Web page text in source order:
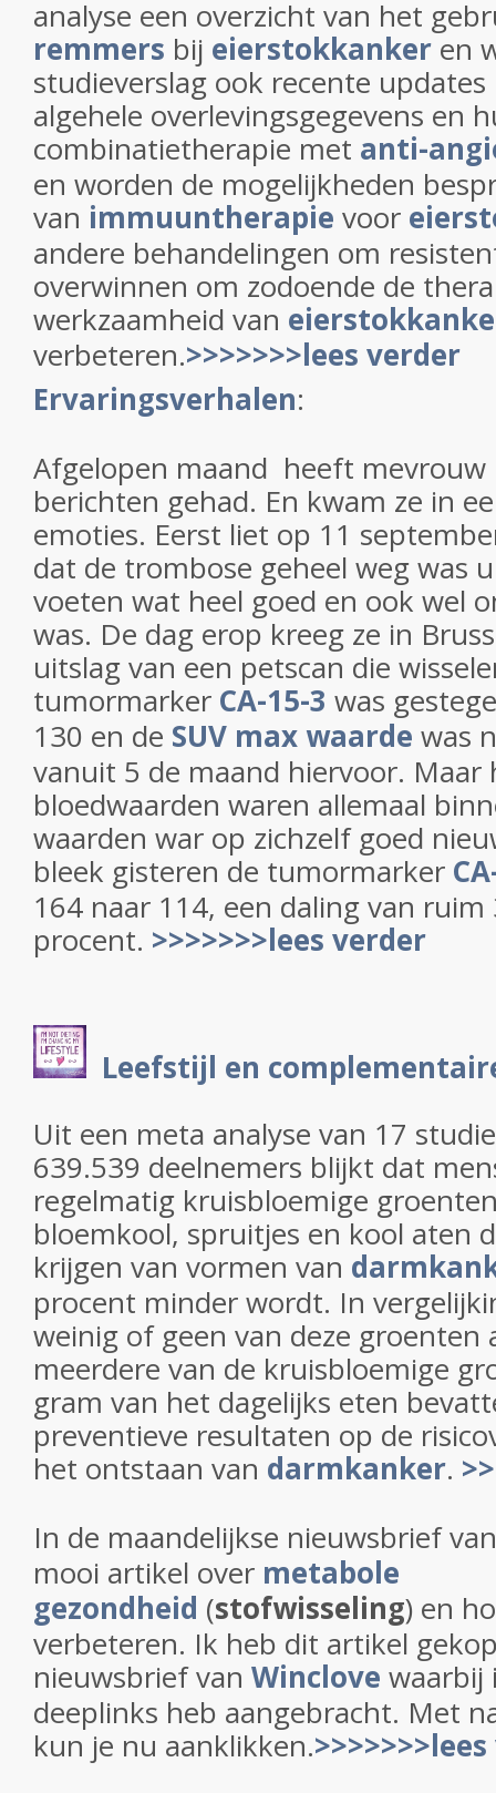
analyse een overzicht van het
remmers bij eierstokkanker en
studieverslag ook recente
algehele overlevingsgegevens en
combinatietherapie met anti-
en worden de mogelijkheden
van immuuntherapie voor
andere behandelingen om
overwinnen om zodoende de
werkzaamheid van
verbeteren.>>>>>>>lees verder
Ervaringsverhalen:
Afgelopen maand heeft mevrouw
berichten gehad. En kwam ze in
emoties. Eerst liet op 11
dat de trombose geheel weg was
voeten wat heel goed en ook wel
was. De dag erop kreeg ze in
uitslag van een petscan die
tumormarker CA-15-3 was
130 en de SUV max waarde was
vanuit 5 de maand hiervoor. Maar
bloedwaarden waren allemaal
waarden war op zichzelf goed
bleek gisteren de tumormarker
164 naar 114, een daling van ruim
procent. >>>>>>>lees verder
Leefstijl en
Uit een meta analyse van 17
639.539 deelnemers blijkt dat
regelmatig kruisbloemige
bloemkool, spruitjes en kool aten
krijgen van vormen van
procent minder wordt. In
weinig of geen van deze groenten
meerdere van de kruisbloemige
gram van het dagelijks eten
preventieve resultaten op de
het ontstaan van darmkanker.
In de maandelijkse nieuwsbrief
mooi artikel over metabole
gezondheid (stofwisseling) en
verbeteren. Ik heb dit artikel
nieuwsbrief van Winclove waarbij
deeplinks heb aangebracht. Met
kun je nu aanklikken.